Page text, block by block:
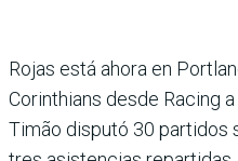
Rojas está ahora en
Corinthians desde Racing
Timão disputó 30 partidos